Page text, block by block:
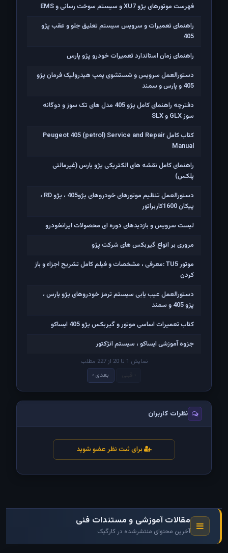
فهرست موتورهای پژو XU7 و سیستم سوخت رسانی و EMS
راهنمای تعمیرات و سرویس سیستم تعلیق جلو و عقب پژو
405
راهنمای زمان استاندارد تعمیرات خودرو پژو پارس
دستورالعمل سرویس و شستشوی پمپ هیدرولیک فرمان پژو
405 و پارس و سمند
دفترچه راهنمای کامل پژو 405 مدل های تک سوز و دوگانه
سوز GLX و SLX
کتاب کامل Peugeot 405 (petrol) Service and Repair
Manual
راهنمای کامل نقشه های الکتریکی پژو پارس (غیرمالتی
پلکس)
دستورالعمل تنظیم موتورهای خودروهای پژو405 ، پژو RD ،
پیکان 1600کاربراتور
لیست سرویس و بازدیدهای دوره ای محصولات ایرانخودرو
مروری بر انواع گیربکس های شرکت پژو
موتور TU5 :معرفی ، مشخصات و فیلم کامل تشریح اجزاء و باز
کردن
دستورالعمل عیب یابی سیستم ترمز خودروهای پژو پارس ،
پژو 405 و سمند
کتاب تعمیرات اساسی موتور و گیربکس پژو 405 ایساکو
جزوه آموزشی ایساکو ، سیستم انژکتور
نمایش 1 تا 20 از 227 مطلب
بعدی ›
نظرات کاربران
برای ثبت نظر عضو شوید
مقالات آموزشی و مستندات فنی
آخرین محتوای منتشرشده در کارگیک